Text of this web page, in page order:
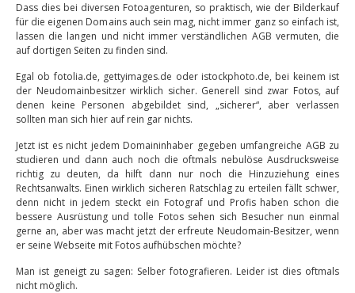
Dass dies bei diversen Fotoagenturen, so praktisch, wie der Bilderkauf
für die eigenen Domains auch sein mag, nicht immer ganz so einfach ist,
lassen die langen und nicht immer verständlichen AGB vermuten, die
auf dortigen Seiten zu finden sind.
Egal ob fotolia.de, gettyimages.de oder istockphoto.de, bei keinem ist
der Neudomainbesitzer wirklich sicher. Generell sind zwar Fotos, auf
denen keine Personen abgebildet sind, „sicherer“, aber verlassen
sollten man sich hier auf rein gar nichts.
Jetzt ist es nicht jedem Domaininhaber gegeben umfangreiche AGB zu
studieren und dann auch noch die oftmals nebulöse Ausdrucksweise
richtig zu deuten, da hilft dann nur noch die Hinzuziehung eines
Rechtsanwalts. Einen wirklich sicheren Ratschlag zu erteilen fällt schwer,
denn nicht in jedem steckt ein Fotograf und Profis haben schon die
bessere Ausrüstung und tolle Fotos sehen sich Besucher nun einmal
gerne an, aber was macht jetzt der erfreute Neudomain-Besitzer, wenn
er seine Webseite mit Fotos aufhübschen möchte?
Man ist geneigt zu sagen: Selber fotografieren. Leider ist dies oftmals
nicht möglich.